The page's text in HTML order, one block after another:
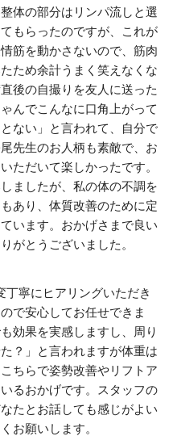
体の部分はリンパ流しと選
もらったのですが、これが
筋を動かさないので、筋肉
ため余計うまく笑えなくな
後の自撮りを友人に送った
んでこんなに口角上がって
ない」と言われて、自分で
先生のお人柄も素敵で、お
ただいて楽しかったです。
ましたが、私の体の不調を
あり、体質改善のために定
います。おかげさまで良い
がとうございました。
丁寧にヒアリングいただき
で安心してお任せできま
効果を実感しますし、周り
？」と言われますが体重は
ちらで姿勢改善やリフトア
るおかげです。スタッフの
たとお話しても感じがよい
お願いします。